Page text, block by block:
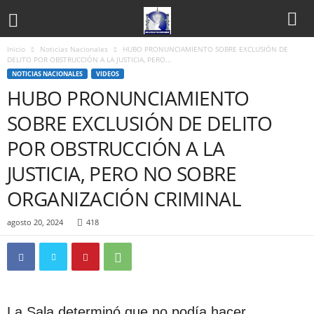
Inicio Noticias Nacionales
HUBO PRONUNCIAMIENTO SOBRE EXCLUSIÓN DE
DELITO POR OBSTRUCCIÓN A LA JUSTICIA, PERO...
NOTICIAS NACIONALES VIDEOS
HUBO PRONUNCIAMIENTO
SOBRE EXCLUSIÓN DE DELITO
POR OBSTRUCCIÓN A LA
JUSTICIA, PERO NO SOBRE
ORGANIZACIÓN CRIMINAL
agosto 20, 2024 418